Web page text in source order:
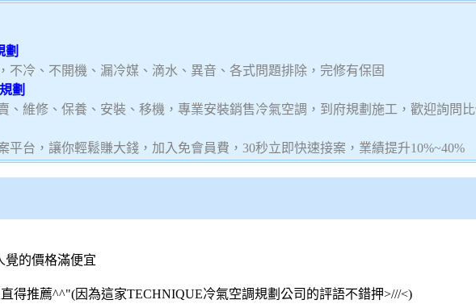
劃
不冷、不開機、漏冷媒、滴水、異音、各式問題排除，完修有保固
劃
、維修、保養、安裝、移機，專業安裝銷售冷氣空調，到府規劃施工，歡迎詢問
平台，讓你輕鬆賺大錢，加入免會員費，30秒立即快速接案，業績提升10%~40%
覺的價格滿便宜
得推薦^^"(因為這家TECHNIQUE冷氣空調規劃公司的評語不錯押>///<)